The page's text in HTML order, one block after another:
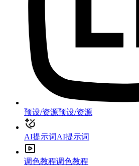
预设/资源预设/资源
AI提示词AI提示词
调色教程调色教程